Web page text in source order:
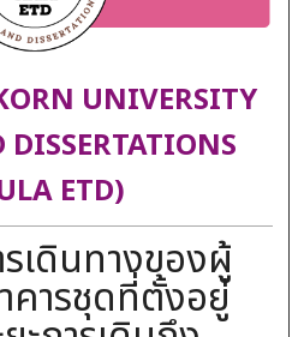
UNIVERSITY
DISSERTATIONS
ETD)
เดินทางของผู้
คารชุดที่ตั้งอยู่